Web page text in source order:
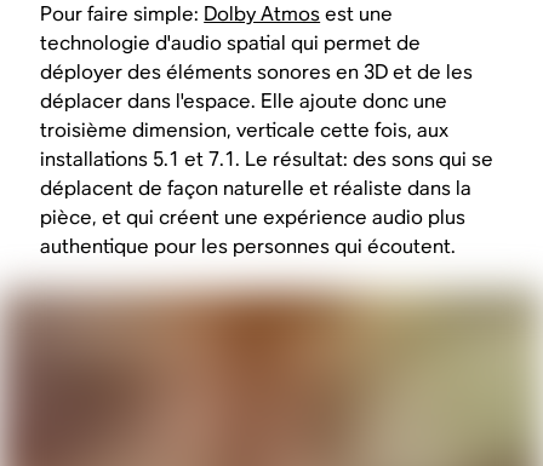
Pour faire simple: Dolby Atmosest une
technologie d'audio spatial qui permet de
déployer des éléments sonores en 3D et de les
déplacer dans l'espace. Elle ajoute donc une
troisième dimension, verticale cette fois, aux
installations 5.1 et 7.1. Le résultat: des sons qui se
déplacent de façon naturelle et réaliste dans la
pièce, et qui créent une expérience audio plus
authentique pour les personnes qui écoutent.